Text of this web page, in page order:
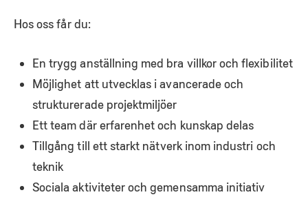
Hos oss får du:
En trygg anställning med bra villkor och flexibilitet
Möjlighet att utvecklas i avancerade och
strukturerade projektmiljöer
Ett team där erfarenhet och kunskap delas
Tillgång till ett starkt nätverk inom industri och
teknik
Sociala aktiviteter och gemensamma initiativ